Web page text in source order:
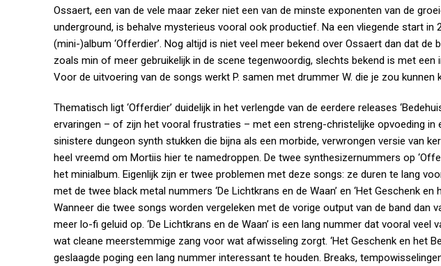
Ossaert, een van de vele maar zeker niet een van de minste exponenten van de
underground, is behalve mysterieus vooral ook productief. Na een vliegende start in
(mini-)album ‘Offerdier’. Nog altijd is niet veel meer bekend over Ossaert dan dat
zoals min of meer gebruikelijk in de scene tegenwoordig, slechts bekend is met een
Voor de uitvoering van de songs werkt P. samen met drummer W. die je zou
Thematisch ligt ‘Offerdier’ duidelijk in het verlengde van de eerdere releases
ervaringen – of zijn het vooral frustraties – met een streng-christelijke opvoeding in
sinistere dungeon synth stukken die bijna als een morbide, verwrongen versie van
heel vreemd om Mortiis hier te namedroppen. De twee synthesizernummers op
het minialbum. Eigenlijk zijn er twee problemen met deze songs: ze duren te lang
met de twee black metal nummers ‘De Lichtkrans en de Waan’ en ‘Het Geschenk
Wanneer die twee songs worden vergeleken met de vorige output van de band dan
meer lo-fi geluid op. ‘De Lichtkrans en de Waan’ is een lang nummer dat vooral
wat cleane meerstemmige zang voor wat afwisseling zorgt. ‘Het Geschenk en het
geslaagde poging een lang nummer interessant te houden. Breaks,